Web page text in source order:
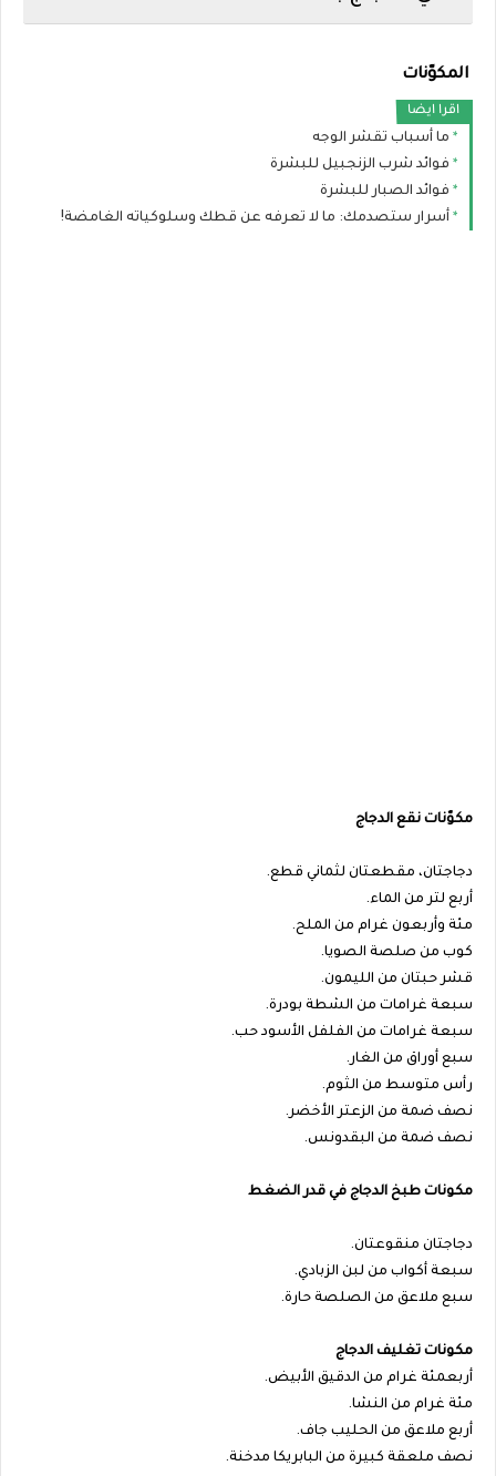
المكوّنات
اقرا ايضا
ما أسباب تقشر الوجه
فوائد شرب الزنجبيل للبشرة
فوائد الصبار للبشرة
أسرار ستصدمك: ما لا تعرفه عن قطك وسلوكياته الغامضة!
مكوّنات نقع الدجاج
دجاجتان، مقطعتان لثماني قطع.
أربع لتر من الماء.
مئة وأربعون غرام من الملح.
كوب من صلصة الصويا.
قشر حبتان من الليمون.
سبعة غرامات من الشطة بودرة.
سبعة غرامات من الفلفل الأسود حب.
سبع أوراق من الغار.
رأس متوسط من الثوم.
نصف ضمة من الزعتر الأخضر.
نصف ضمة من البقدونس.
مكونات طبخ الدجاج في قدر الضغط
دجاجتان منقوعتان.
سبعة أكواب من لبن الزبادي.
سبع ملاعق من الصلصة حارة.
مكونات تغليف الدجاج
أربعمئة غرام من الدقيق الأبيض.
مئة غرام من النشا.
أربع ملاعق من الحليب جاف.
نصف ملعقة كبيرة من البابريكا مدخنة.